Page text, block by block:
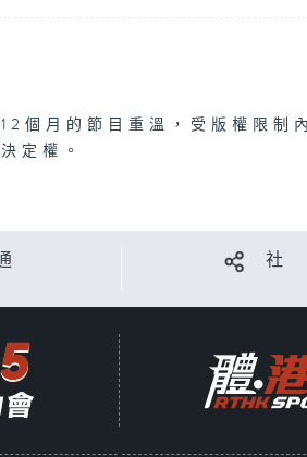
個月的節目重溫，受版權限制
定權。
社